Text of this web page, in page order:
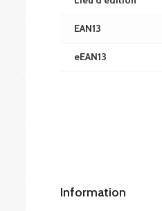
EAN13
eEAN13
Information